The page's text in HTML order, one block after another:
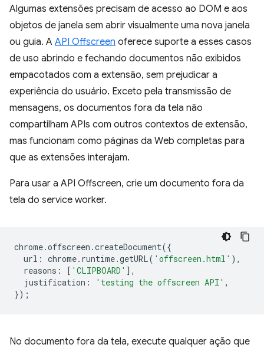
Algumas extensões precisam de acesso ao DOM e aos
objetos de janela sem abrir visualmente uma nova janela
ou guia. A API Offscreen oferece suporte a esses casos
de uso abrindo e fechando documentos não exibidos
empacotados com a extensão, sem prejudicar a
experiência do usuário. Exceto pela transmissão de
mensagens, os documentos fora da tela não
compartilham APIs com outros contextos de extensão,
mas funcionam como páginas da Web completas para
que as extensões interajam.
Para usar a API Offscreen, crie um documento fora da
tela do service worker.
chrome.offscreen .createDocument({
url : chrome. runtime.getURL( 'offscreen.html' ),
reasons : [ 'CLIPBOARD' ],
justification : 'testing the offscreen API' ,
});
No documento fora da tela, execute qualquer ação que